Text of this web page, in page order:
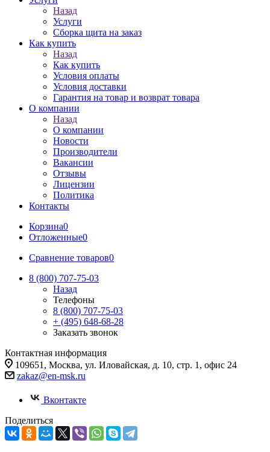
Назад
Услуги
Сборка щита на заказ
Как купить
Назад
Как купить
Условия оплаты
Условия доставки
Гарантия на товар и возврат товара
О компании
Назад
О компании
Новости
Производители
Вакансии
Отзывы
Лицензии
Политика
Контакты
Корзина0
Отложенные0
Сравнение товаров0
8 (800) 707-75-03
Назад
Телефоны
8 (800) 707-75-03
+ (495) 648-68-28
Заказать звонок
Контактная информация
109651, Москва, ул. Иловайская, д. 10, стр. 1, офис 24
zakaz@en-msk.ru
Вконтакте
Поделиться